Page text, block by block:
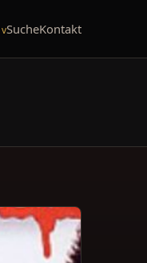
SucheKontakt